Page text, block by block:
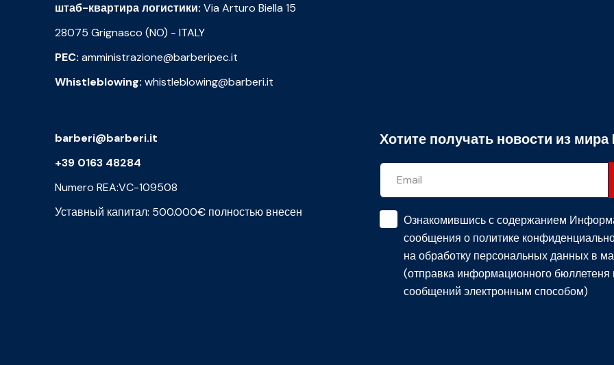
штаб-квартира логистики: Via Arturo Biella 15
28075 Grignasco (NO) - ITALY
PEC: amministrazione@barberipec.it
Whistleblowing: whistleblowing@barberi.it
barberi@barberi.it
+39 0163 48284
Numero REA:VC-109508
Уставный капитал: 500.000€ полностью внесен
Хотите получать новости из
Ознакомившись с содержанием
сообщения о политике
на обработку персональных данных в
(отправка информационного
сообщений электронным способом)